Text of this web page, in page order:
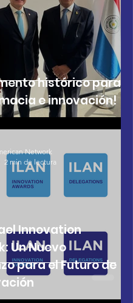
histórico para
e innovación!
Innovation
Un Nuevo
para el Futuro de
Network
2 min de lectura